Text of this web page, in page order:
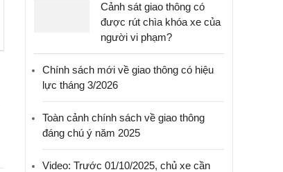
Cảnh sát giao thông có
được rút chìa khóa xe của
người vi phạm?
Chính sách mới về giao thông có hiệu
lực tháng 3/2026
Toàn cảnh chính sách về giao thông
đáng chú ý năm 2025
Video: Trước 01/10/2025, chủ xe cần